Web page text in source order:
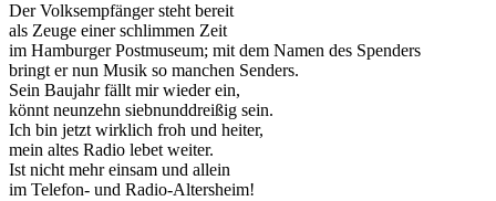
Der Volksempfänger steht bereit
als Zeuge einer schlimmen Zeit
im Hamburger Postmuseum; mit dem Namen des Spenders
bringt er nun Musik so manchen Senders.
Sein Baujahr fällt mir wieder ein,
könnt neunzehn siebnunddreißig sein.
Ich bin jetzt wirklich froh und heiter,
mein altes Radio lebet weiter.
Ist nicht mehr einsam und allein
im Telefon- und Radio-Altersheim!